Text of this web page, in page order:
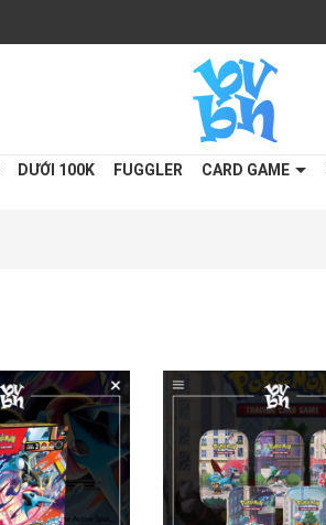
DƯỚI 100K FUGGLER CARD GAME